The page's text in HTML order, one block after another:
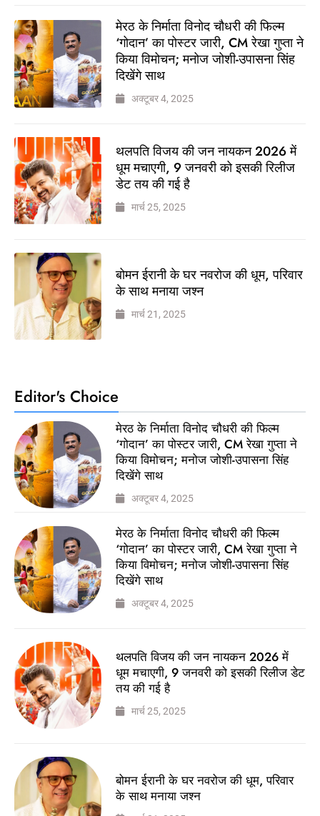
मेरठ के निर्माता विनोद चौधरी की फिल्म
‘गोदान’ का पोस्टर जारी, CM रेखा गुप्ता ने
किया विमोचन; मनोज जोशी-उपासना सिंह
दिखेंगे साथ
अक्टूबर 4, 2025
थलपति विजय की जन नायकन 2026 में
धूम मचाएगी, 9 जनवरी को इसकी रिलीज
डेट तय की गई है
मार्च 25, 2025
बोमन ईरानी के घर नवरोज की धूम, परिवार
के साथ मनाया जश्न
मार्च 21, 2025
Editor's Choice
मेरठ के निर्माता विनोद चौधरी की फिल्म
‘गोदान’ का पोस्टर जारी, CM रेखा गुप्ता ने
किया विमोचन; मनोज जोशी-उपासना सिंह
दिखेंगे साथ
अक्टूबर 4, 2025
मेरठ के निर्माता विनोद चौधरी की फिल्म
‘गोदान’ का पोस्टर जारी, CM रेखा गुप्ता ने
किया विमोचन; मनोज जोशी-उपासना सिंह
दिखेंगे साथ
अक्टूबर 4, 2025
थलपति विजय की जन नायकन 2026 में
धूम मचाएगी, 9 जनवरी को इसकी रिलीज डेट
तय की गई है
मार्च 25, 2025
बोमन ईरानी के घर नवरोज की धूम, परिवार
के साथ मनाया जश्न